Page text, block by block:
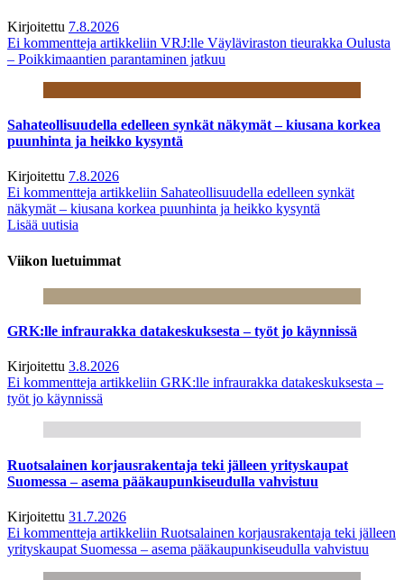
Kirjoitettu 7.8.2026
Ei kommentteja artikkeliin VRJ:lle Väyläviraston tieurakka Oulusta
– Poikkimaantien parantaminen jatkuu
Sahateollisuudella edelleen synkät näkymät – kiusana korkea
puunhinta ja heikko kysyntä
Kirjoitettu 7.8.2026
Ei kommentteja artikkeliin Sahateollisuudella edelleen synkät
näkymät – kiusana korkea puunhinta ja heikko kysyntä
Lisää uutisia
Viikon luetuimmat
GRK:lle infraurakka datakeskuksesta – työt jo käynnissä
Kirjoitettu 3.8.2026
Ei kommentteja artikkeliin GRK:lle infraurakka datakeskuksesta –
työt jo käynnissä
Ruotsalainen korjausrakentaja teki jälleen yrityskaupat
Suomessa – asema pääkaupunkiseudulla vahvistuu
Kirjoitettu 31.7.2026
Ei kommentteja artikkeliin Ruotsalainen korjausrakentaja teki jälleen
yrityskaupat Suomessa – asema pääkaupunkiseudulla vahvistuu